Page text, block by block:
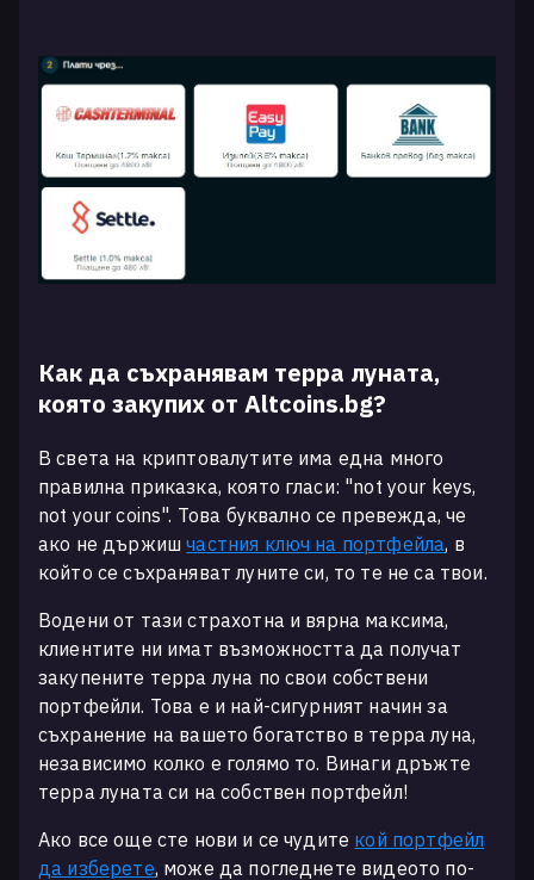
Как да съхранявам терра луната,
която закупих от Altcoins.bg?
В света на криптовалутите има една много
правилна приказка, която гласи: "not your keys,
not your coins". Това буквално се превежда, че
ако не държишчастния ключ на портфейла, в
който се съхраняват луните си, то те не са твои.
Водени от тази страхотна и вярна максима,
клиентите ни имат възможността да получат
закупените терра луна по свои собствени
портфейли. Това е и най-сигурният начин за
съхранение на вашето богатство в терра луна,
независимо колко е голямо то. Винаги дръжте
терра луната си на собствен портфейл!
Ако все още сте нови и се чудите кой портфейл
да изберете, може да погледнете видеото по-